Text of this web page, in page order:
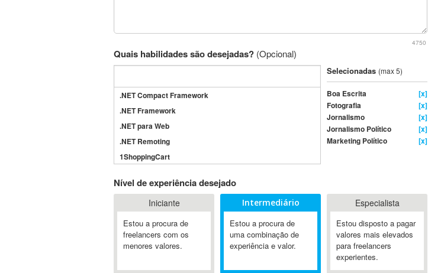
4750
Quais habilidades são desejadas? (Opcional)
.NET Compact Framework
.NET Framework
.NET para Web
.NET Remoting
1ShoppingCart
3GSM
4D Dimension
802.11
A&P
A-GPS
Selecionadas (max 5)
Boa Escrita
[x]
Fotografia
[x]
Jornalismo
[x]
Jornalismo Político
[x]
Marketing Político
[x]
Nível de experiência desejado
Iniciante
Estou a procura de
freelancers com os
menores valores.
Intermediário
Estou a procura de
uma combinação de
experiência e valor.
Especialista
Estou disposto a pagar
valores mais elevados
para freelancers
experientes.